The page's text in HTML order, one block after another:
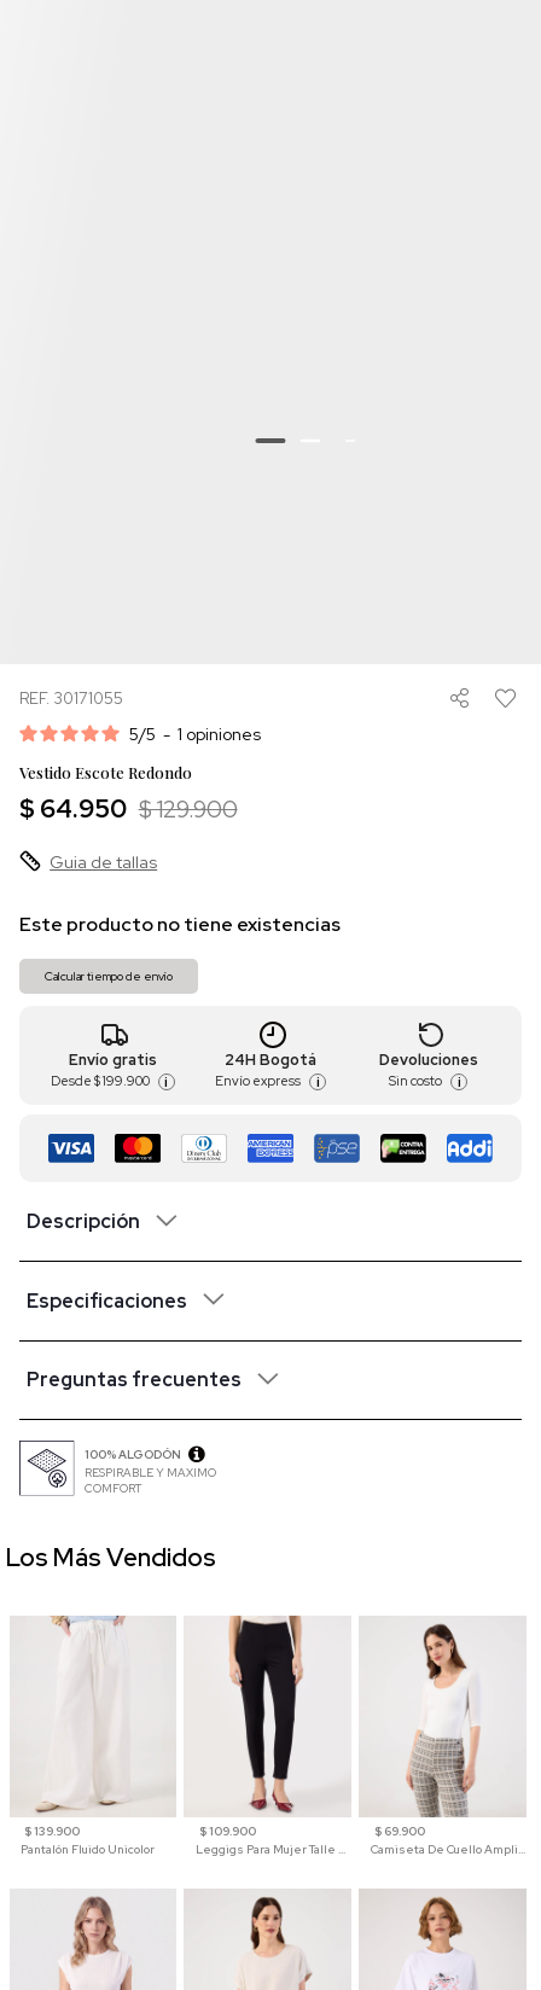
REF. 30171055
5/5 - 1 opiniones
Vestido Escote Redondo
$ 64.950 $ 129.900
Guia de tallas
Este producto no tiene existencias
Calcular tiempo de envío
Envío gratis
Desde $ 199.900 i
24H Bogotá
Envío express i
Devoluciones
Sin costo i
Descripción
Especificaciones
Preguntas frecuentes
100% ALGODÓN
RESPIRABLE Y MAXIMO
COMFORT
$ 139.900
Pantalón Fluido Unicolor
$ 109.900
$ 69.900
Los Más Vendidos